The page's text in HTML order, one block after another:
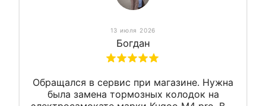
13 июля 2026
Богдан
Обращался в сервис при магазине. Нужна
была замена тормозных колодок на